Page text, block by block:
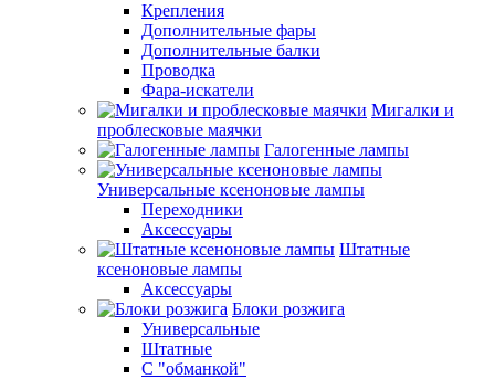
Крепления
Дополнительные фары
Дополнительные балки
Проводка
Фара-искатели
Мигалки и
проблесковые маячки
Галогенные лампы
Универсальные ксеноновые лампы
Переходники
Аксессуары
Штатные
ксеноновые лампы
Аксессуары
Блоки розжига
Универсальные
Штатные
С "обманкой"